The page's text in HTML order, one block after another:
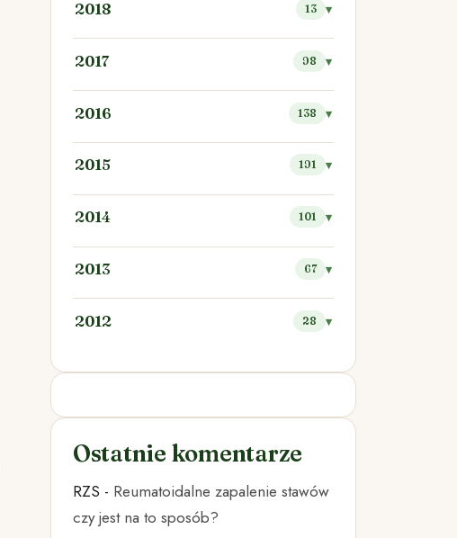
2018 13
2017 98
2016 138
2015 191
2014 101
2013 67
2012 28
Ostatnie komentarze
RZS - Reumatoidalne zapalenie stawów
czy jest na to sposób?